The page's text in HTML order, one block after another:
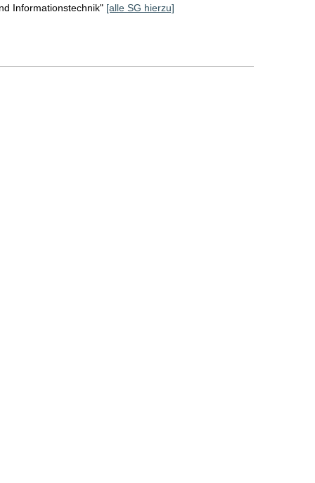
Informationstechnik" [alle SG hierzu]